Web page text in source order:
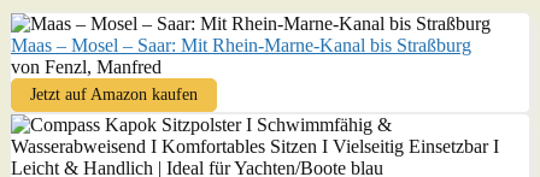
Maas – Mosel – Saar: Mit Rhein-Marne-Kanal bis Straßburg
von Fenzl, Manfred
Jetzt auf Amazon kaufen